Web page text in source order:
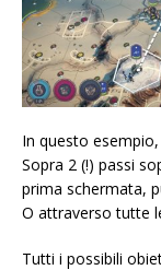
In questo
Sopra 2 (!) passi
prima schermata,
O attraverso tutte
Tutti i possibili